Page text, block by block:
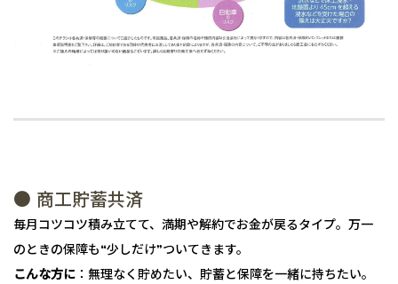
● 商工貯蓄共済
毎月コツコツ積み立てて、満期や解約でお金が戻るタイプ。万一
のときの保障も“少しだけ”ついてきます。
こんな方に ：無理なく貯めたい、貯蓄と保障を一緒に持ちたい。